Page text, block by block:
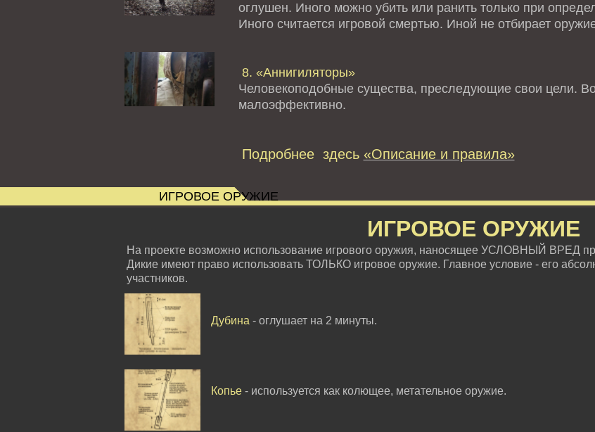
оглушен. Иного можно убить или ранить только при
Иного считается игровой смертью. Иной не отбирает
8. «Аннигиляторы»
Человекоподобные существа, преследующие свои цели.
малоэффективно.
Подробнее здесь «Описание и правила»
ИГРОВОЕ ОРУЖИЕ
На проекте возможно использование игрового оружия, наносящее УСЛОВНЫЙ ВРЕД
Дикие имеют право использовать ТОЛЬКО игровое оружие. Главное условие - его
участников.
Дубина - оглушает на 2 минуты.
Копье - используется как колющее, метательное оружие.
ИГРОВОЕ ОРУЖИЕ